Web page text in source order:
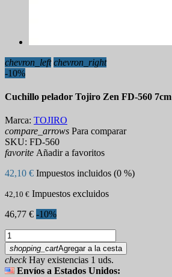
chevron_left chevron_right
-10%
Cuchillo pelador Tojiro Zen FD-560 7cm
Marca: TOJIRO
compare_arrows Para comparar
SKU: FD-560
favorite Añadir a favoritos
42,10 € Impuestos incluidos (0 %)
42,10 € Impuestos excluidos
46,77 € -10%
shopping_cartAgregar a la cesta
checkHay existencias 1 uds.
Envíos a Estados Unidos: